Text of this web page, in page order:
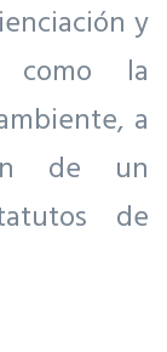
y
como la
a
de un
de